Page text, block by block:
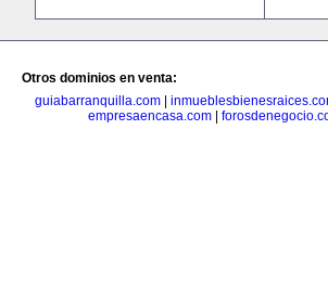
Otros dominios en venta:
guiabarranquilla.com|
empresaencasa.com|